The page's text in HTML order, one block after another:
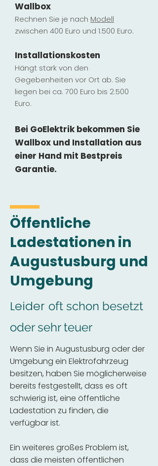
Wallbox
Rechnen Sie je nach Modell
zwischen 400 Euro und 1.500 Euro.
Installationskosten
Hängt stark von den
Gegebenheiten vor Ort ab. Sie
liegen bei ca. 700 Euro bis 2.500
Euro.
Bei GoElektrik bekommen Sie
Wallbox und Installation aus
einer Hand mit Bestpreis
Garantie.
Öffentliche
Ladestationen in
Augustusburg und
Umgebung
Leider oft schon besetzt
oder sehr teuer
Wenn Sie in Augustusburg oder der
Umgebung ein Elektrofahrzeug
besitzen, haben Sie möglicherweise
bereits festgestellt, dass es oft
schwierig ist, eine öffentliche
Ladestation zu finden, die
verfügbar ist.
Ein weiteres großes Problem ist,
dass die meisten öffentlichen